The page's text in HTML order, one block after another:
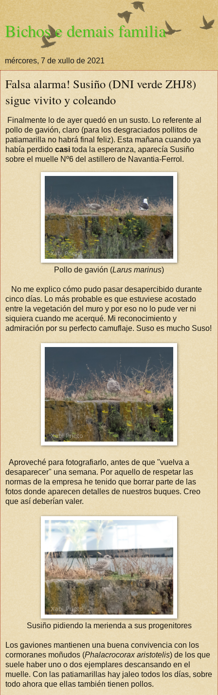
Bichos e demais familia
mércores, 7 de xullo de 2021
Falsa alarma! Susiño (DNI verde ZHJ8)
sigue vivito y coleando
Finalmente lo de ayer quedó en un susto. Lo referente al
pollo de gavión, claro (para los desgraciados pollitos de
patiamarilla no habrá final feliz). Esta mañana cuando ya
había perdido casi toda la esperanza, aparecía Susiño
sobre el muelle Nº6 del astillero de Navantia-Ferrol.
Pollo de gavión (Larus marinus)
No me explico cómo pudo pasar desapercibido durante
cinco días. Lo más probable es que estuviese acostado
entre la vegetación del muro y por eso no lo pude ver ni
siquiera cuando me acerqué. Mi reconocimiento y
admiración por su perfecto camuflaje. Suso es mucho Suso!
Aproveché para fotografiarlo, antes de que "vuelva a
desaparecer" una semana. Por aquello de respetar las
normas de la empresa he tenido que borrar parte de las
fotos donde aparecen detalles de nuestros buques. Creo
que así deberían valer.
Susiño pidiendo la merienda a sus progenitores
Los gaviones mantienen una buena convivencia con los
cormoranes moñudos (Phalacrocorax aristotelis) de los que
suele haber uno o dos ejemplares descansando en el
muelle. Con las patiamarillas hay jaleo todos los días, sobre
todo ahora que ellas también tienen pollos.